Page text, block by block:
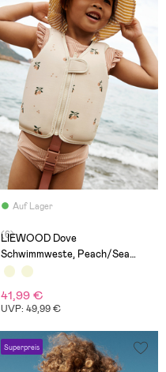
Auf Lager
(6)
LIEWOOD Dove
Schwimmweste, Peach/Sea
Shell
41,99 €
UVP: 49,99 €
Superpreis